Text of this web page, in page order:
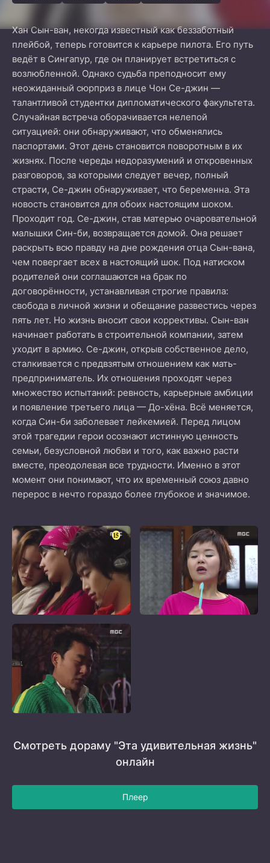
Хан Сын-ван, некогда известный как беззаботный
плейбой, теперь готовится к карьере пилота. Его путь
ведёт в Сингапур, где он планирует встретиться с
возлюбленной. Однако судьба преподносит ему
неожиданный сюрприз в лице Чон Се-джин —
талантливой студентки дипломатического факультета.
Случайная встреча оборачивается нелепой
ситуацией: они обнаруживают, что обменялись
паспортами. Этот день становится поворотным в их
жизнях. После череды недоразумений и откровенных
разговоров, за которыми следует вечер, полный
страсти, Се-джин обнаруживает, что беременна. Эта
новость становится для обоих настоящим шоком.
Проходит год. Се-джин, став матерью очаровательной
малышки Син-би, возвращается домой. Она решает
раскрыть всю правду на дне рождения отца Сын-вана,
чем повергает всех в настоящий шок. Под натиском
родителей они соглашаются на брак по
договорённости, устанавливая строгие правила:
свобода в личной жизни и обещание развестись через
пять лет. Но жизнь вносит свои коррективы. Сын-ван
начинает работать в строительной компании, затем
уходит в армию. Се-джин, открыв собственное дело,
сталкивается с предвзятым отношением как мать-
предприниматель. Их отношения проходят через
множество испытаний: ревность, карьерные амбиции
и появление третьего лица — До-хёна. Всё меняется,
когда Син-би заболевает лейкемией. Перед лицом
этой трагедии герои осознают истинную ценность
семьи, безусловной любви и того, как важно расти
вместе, преодолевая все трудности. Именно в этот
момент они понимают, что их временный союз давно
перерос в нечто гораздо более глубокое и значимое.
Смотреть дораму "Эта удивительная жизнь"
онлайн
Плеер